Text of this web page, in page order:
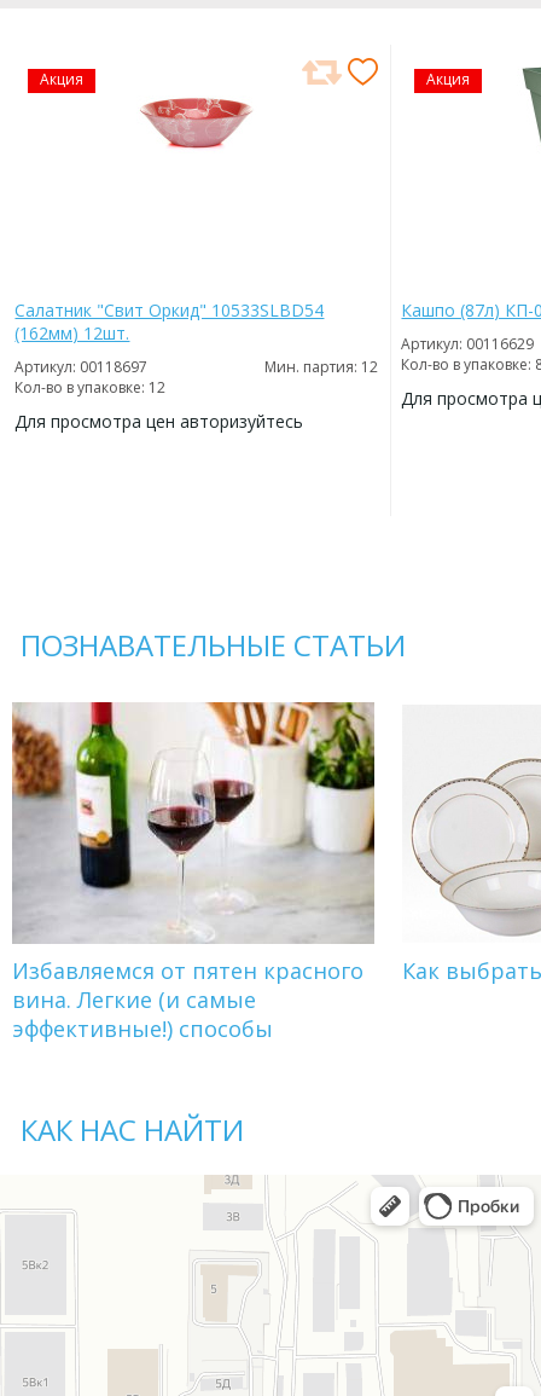
Акция
Салатник "Свит Оркид" 10533SLBD54
(162мм) 12шт.
Артикул: 00118697
Мин. партия: 12
Кол-во в упаковке: 12
Для просмотра цен авторизуйтесь
Акция
Кашпо (87л) КП-
Артикул: 00116629
Кол-во в упаковке:
Для просмотра
ПОЗНАВАТЕЛЬНЫЕ СТАТЬИ
Избавляемся от пятен красного
вина. Легкие (и самые
эффективные!) способы
Как
КАК НАС НАЙТИ